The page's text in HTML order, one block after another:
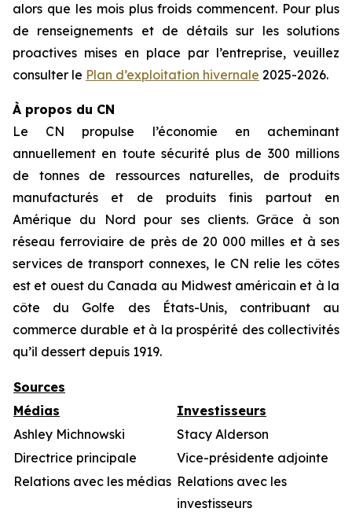
alors que les mois plus froids commencent. Pour plus
de renseignements et de détails sur les solutions
proactives mises en place par l’entreprise, veuillez
consulter le Plan d’exploitation hivernale 2025-2026.
À propos du CN
Le CN propulse l’économie en acheminant
annuellement en toute sécurité plus de 300 millions
de tonnes de ressources naturelles, de produits
manufacturés et de produits finis partout en
Amérique du Nord pour ses clients. Grâce à son
réseau ferroviaire de près de 20 000 milles et à ses
services de transport connexes, le CN relie les côtes
est et ouest du Canada au Midwest américain et à la
côte du Golfe des États-Unis, contribuant au
commerce durable et à la prospérité des collectivités
qu’il dessert depuis 1919.
Sources
Médias
Investisseurs
Ashley Michnowski
Stacy Alderson
Directrice principale
Vice-présidente adjointe
Relations avec les médias Relations avec les
investisseurs